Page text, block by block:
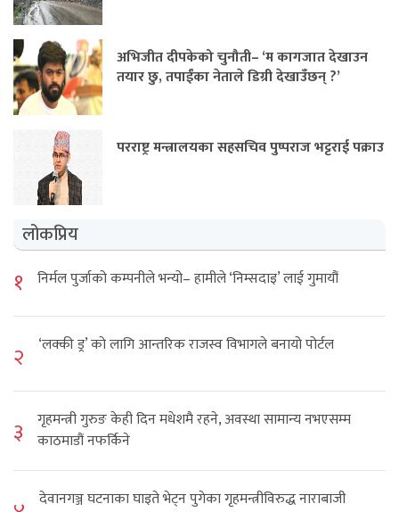
अभिजीत दीपकेको चुनौती– ‘म कागजात देखाउन
तयार छु, तपाईंका नेताले डिग्री देखाउँछन् ?’
परराष्ट्र मन्त्रालयका सहसचिव पुष्पराज भट्टराई पक्राउ
लोकप्रिय
१ निर्मल पुर्जाको कम्पनीले भन्यो– हामीले ‘निम्सदाइ’ लाई गुमायौं
२ ‘लक्की ड्र’ को लागि आन्तरिक राजस्व विभागले बनायो पोर्टल
३
गृहमन्त्री गुरुङ केही दिन मधेशमै रहने, अवस्था सामान्य नभएसम्म
काठमाडौं नफर्किने
देवानगञ्ज घटनाका घाइते भेट्न पुगेका गृहमन्त्रीविरुद्ध नाराबाजी